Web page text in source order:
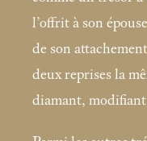
l’offrit à son
de son
deux reprises la
diamant, modifiant